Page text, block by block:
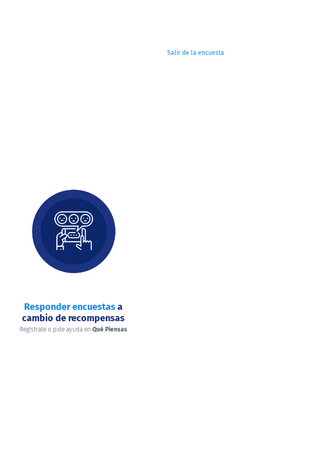
Salir de la encuesta
Responder encuestasa
cambio de recompensas
Regístrate o pide ayuda en Qué Piensas